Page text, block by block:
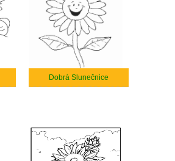
Dobrá Slunečnice